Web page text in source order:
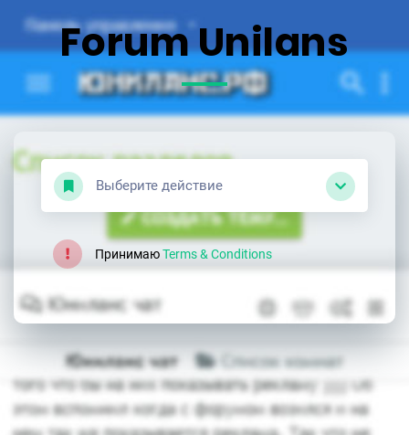
Forum Unilans
Выберите действие
ПринимаюTerms & Conditions